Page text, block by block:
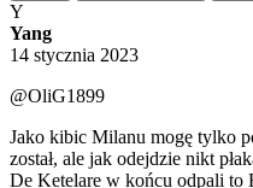
Y
Yang
14 stycznia 2023
@OliG1899
Jako kibic Milanu mogę tylko
został, ale jak odejdzie nikt
De Ketelare w końcu odpali to